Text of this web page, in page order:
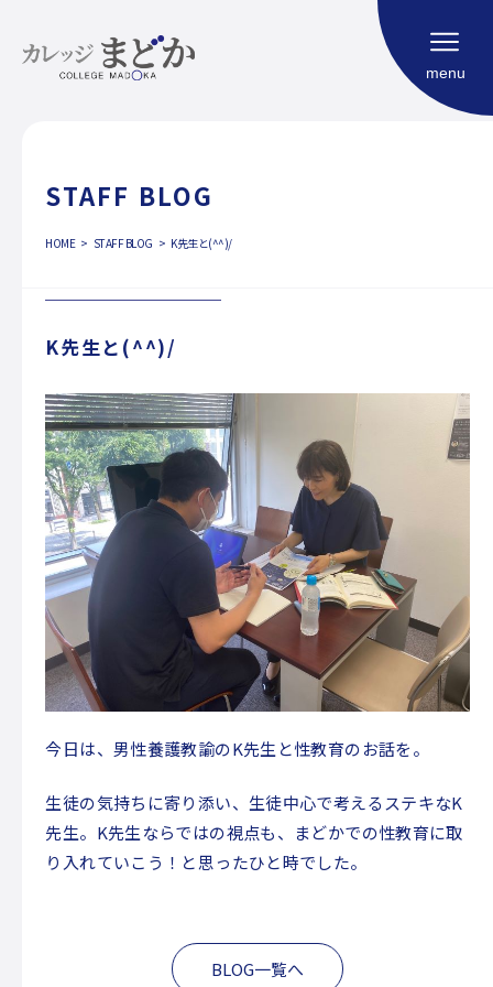
HOME
福祉型大学校
利用案内
よくある質問
社会生活における自立度評価（SIM）
ご相談申し込み
放課後等デイサービス
コンセプト
利用案内
自己評価表・支援プログラム
よくある質問
ご相談申し込み
アクセス
menu
STAFF BLOG
HOME STAFF BLOG K先生と(^^)/
K先生と(^^)/
今日は、男性養護教諭のK先生と性教育のお話を。
生徒の気持ちに寄り添い、生徒中心で考えるステキなK
先生。 K先生ならではの視点も、まどかでの性教育に取
り入れていこう！と思ったひと時でした。
BLOG一覧へ